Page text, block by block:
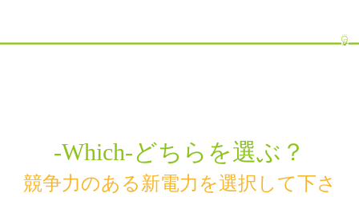
-Which-どちらを選ぶ？
競争力のある新電力を選択して下さ